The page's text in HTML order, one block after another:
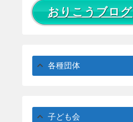
おりこうブログ
各種団体
子ども会